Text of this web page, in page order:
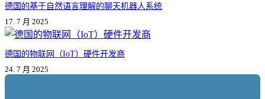
德国的基于自然语言理解的聊天机器人系统
17. 7 月 2025
德国的物联网（IoT）硬件开发商
24. 7 月 2025